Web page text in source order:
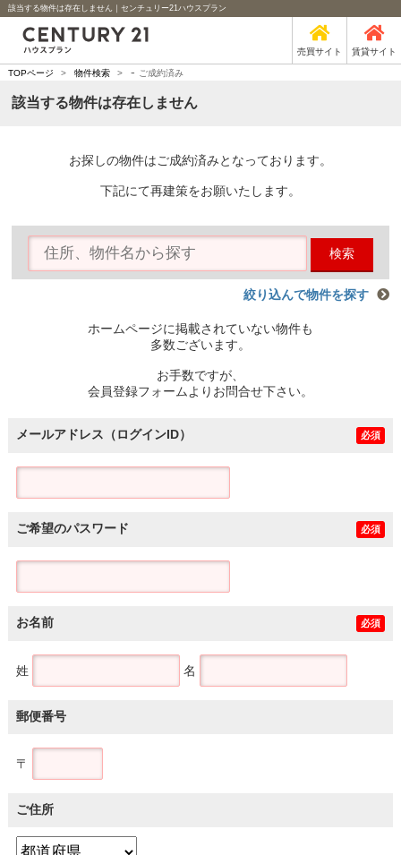
該当する物件は存在しません｜センチュリー21ハウスプラン
売買サイト 賃貸サイト
TOPページ > 物件検索 > - ご成約済み
該当する物件は存在しません
お探しの物件はご成約済みとなっております。
下記にて再建策をお願いたします。
検索
絞り込んで物件を探す
ホームページに掲載されていない物件も
多数ございます。
お手数ですが、
会員登録フォームよりお問合せ下さい。
メールアドレス（ログインID） 必須
ご希望のパスワード 必須
お名前 必須
姓 名
郵便番号
〒
ご住所